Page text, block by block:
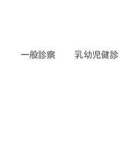
一般診察 乳幼児健診